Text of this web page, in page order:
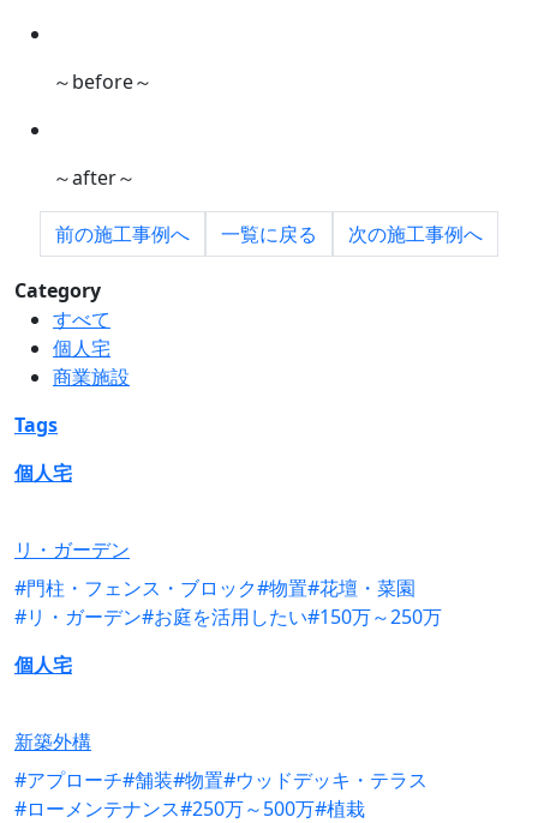
～before～
～after～
前の施工事例へ 一覧に戻る 次の施工事例へ
Category
すべて
個人宅
商業施設
Tags
個人宅
リ・ガーデン
#門柱・フェンス・ブロック#物置#花壇・菜園
#リ・ガーデン#お庭を活用したい#150万～250万
個人宅
新築外構
#アプローチ#舗装#物置#ウッドデッキ・テラス
#ローメンテナンス#250万～500万#植栽